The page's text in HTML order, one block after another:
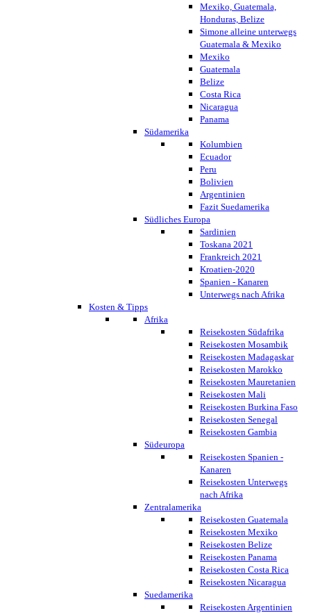
Mexiko, Guatemala,
Honduras, Belize
Simone alleine unterwegs
Guatemala & Mexiko
Mexiko
Guatemala
Belize
Costa Rica
Nicaragua
Panama
Südamerika
Kolumbien
Ecuador
Peru
Bolivien
Argentinien
Fazit Suedamerika
Südliches Europa
Sardinien
Toskana 2021
Frankreich 2021
Kroatien-2020
Spanien - Kanaren
Unterwegs nach Afrika
Kosten & Tipps
Afrika
Reisekosten Südafrika
Reisekosten Mosambik
Reisekosten Madagaskar
Reisekosten Marokko
Reisekosten Mauretanien
Reisekosten Mali
Reisekosten Burkina Faso
Reisekosten Senegal
Reisekosten Gambia
Südeuropa
Reisekosten Spanien -
Kanaren
Reisekosten Unterwegs
nach Afrika
Zentralamerika
Reisekosten Guatemala
Reisekosten Mexiko
Reisekosten Belize
Reisekosten Panama
Reisekosten Costa Rica
Reisekosten Nicaragua
Suedamerika
Reisekosten Argentinien